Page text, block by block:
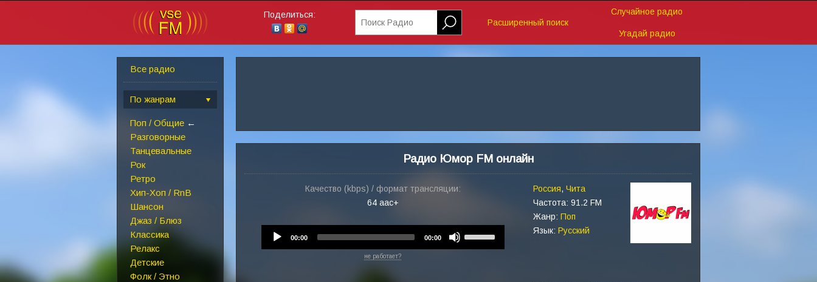
Поделиться:
Поиск Радио
Расширенный поиск
Случайное радио
Угадай радио
Все радио
По жанрам
Поп / Общие ←
Разговорные
Танцевальные
Рок
Ретро
Хип-Хоп / RnB
Шансон
Джаз / Блюз
Классика
Релакс
Детские
Фолк / Этно
Радио Юмор FM онлайн
Качество (kbps) / формат трансляции:
64 aac+
00:00 00:00
не работает?
Россия, Чита
Частота: 91.2 FM
Жанр: Поп
Язык: Русский